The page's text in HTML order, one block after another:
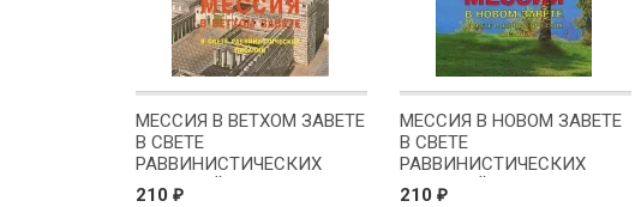
МЕССИЯ В ВЕТХОМ ЗАВЕТЕ
В СВЕТЕ
РАВВИНИСТИЧЕСКИХ
ПИСАНИЙ. Ристо Сантала
210 ₽
МЕССИЯ В НОВОМ ЗАВЕТЕ
В СВЕТЕ
РАВВИНИСТИЧЕСКИХ
ПИСАНИЙ. Ристо Сантала
210 ₽